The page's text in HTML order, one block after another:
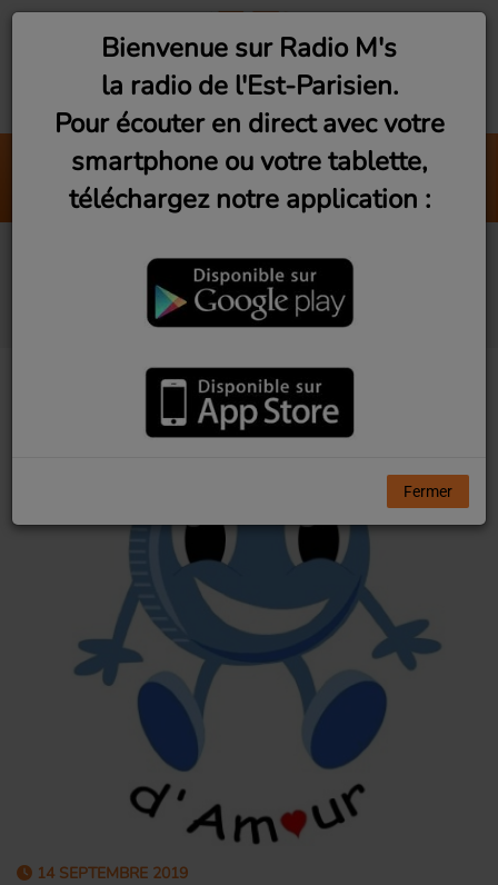
You Know What I Need
Pnau et Troye Sivan
Vu d'Ici! Ep10 - Les
bouchons d'amour
14 SEPTEMBRE 2019
Bienvenue sur Radio M's
la radio de l'Est-Parisien.
Pour écouter en direct avec votre
smartphone ou votre tablette,
téléchargez notre application :
Fermer